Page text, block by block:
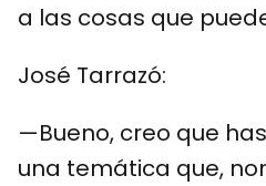
a las cosas que
José Tarrazó:
—Bueno, creo que
una temática que,